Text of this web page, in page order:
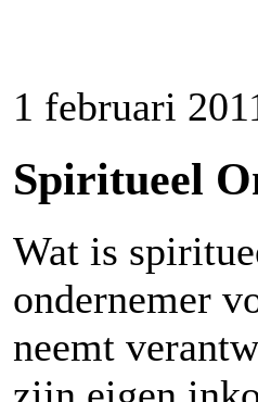
1 februari
Spiritueel
Wat is
ondernemer
neemt